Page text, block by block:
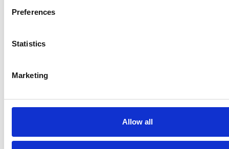
Preferences
Statistics
Marketing
Allow all
transportbedrijven en maak naleving van wet-
Krijg een demo